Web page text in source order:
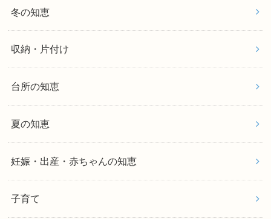
冬の知恵
収納・片付け
台所の知恵
夏の知恵
妊娠・出産・赤ちゃんの知恵
子育て